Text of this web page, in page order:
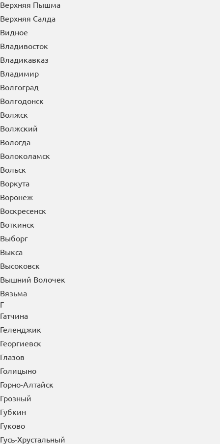
Верхняя Пышма
Верхняя Салда
Видное
Владивосток
Владикавказ
Владимир
Волгоград
Волгодонск
Волжск
Волжский
Вологда
Волоколамск
Вольск
Воркута
Воронеж
Воскресенск
Воткинск
Выборг
Выкса
Высоковск
Вышний Волочек
Вязьма
Г
Гатчина
Геленджик
Георгиевск
Глазов
Голицыно
Горно-Алтайск
Грозный
Губкин
Гуково
Гусь-Хрустальный